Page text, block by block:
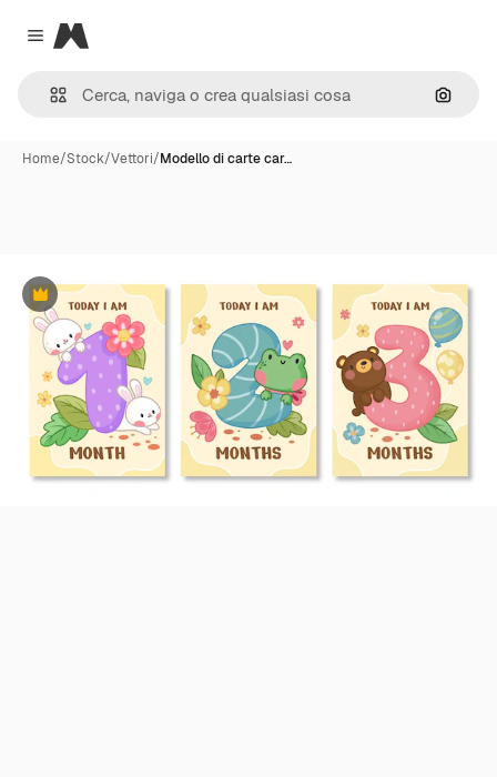
Close menu
Magnific
Cerca
Home/Stock/Vettori/Modello di carte car…
Premium